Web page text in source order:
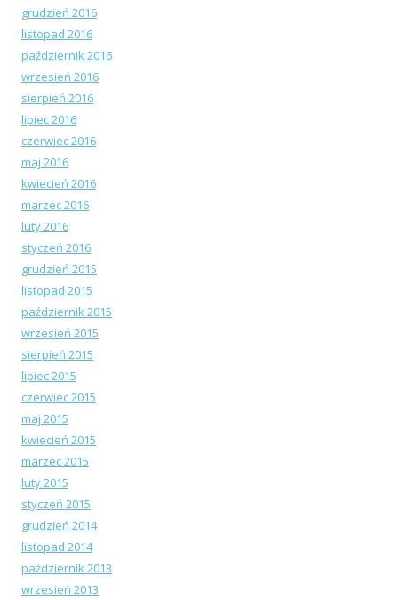
grudzień 2016
listopad 2016
październik 2016
wrzesień 2016
sierpień 2016
lipiec 2016
czerwiec 2016
maj 2016
kwiecień 2016
marzec 2016
luty 2016
styczeń 2016
grudzień 2015
listopad 2015
październik 2015
wrzesień 2015
sierpień 2015
lipiec 2015
czerwiec 2015
maj 2015
kwiecień 2015
marzec 2015
luty 2015
styczeń 2015
grudzień 2014
listopad 2014
październik 2013
wrzesień 2013